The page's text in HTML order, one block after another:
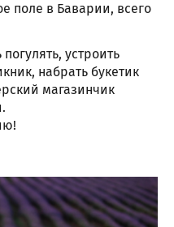
поле в Баварии, всего
устроить
набрать букетик
магазинчик